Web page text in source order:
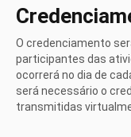
O credenciamento
participantes das
ocorrerá no dia de
será necessário o
transmitidas